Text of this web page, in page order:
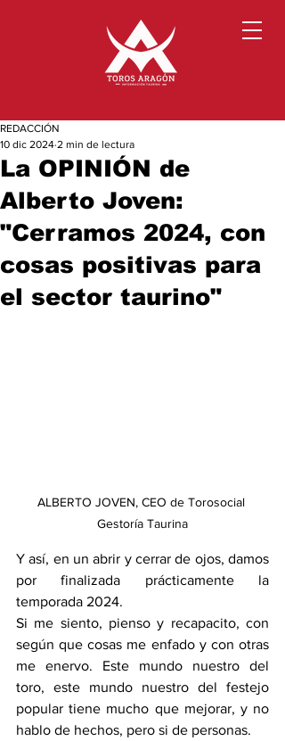
La OPINIÓN de
Alberto Joven:
"Cerramos 2024, con
cosas positivas para
el sector taurino"
REDACCIÓN
10 dic 2024 2 min de lectura
ALBERTO JOVEN, CEO de Torosocial
Gestoría Taurina
Y así, en un abrir y cerrar de ojos, damos
por finalizada prácticamente la
temporada 2024.
Si me siento, pienso y recapacito, con
según que cosas me enfado y con otras
me enervo. Este mundo nuestro del
toro, este mundo nuestro del festejo
popular tiene mucho que mejorar, y no
hablo de hechos, pero si de personas.